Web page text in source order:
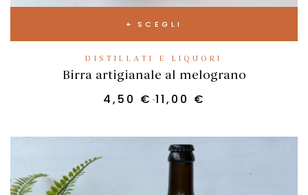
SCEGLI
DISTILLATI E LIQUORI
Birra artigianale al melograno
4,50 € -11,00 €